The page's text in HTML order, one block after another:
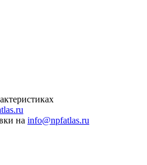
на info@npfatlas.ru